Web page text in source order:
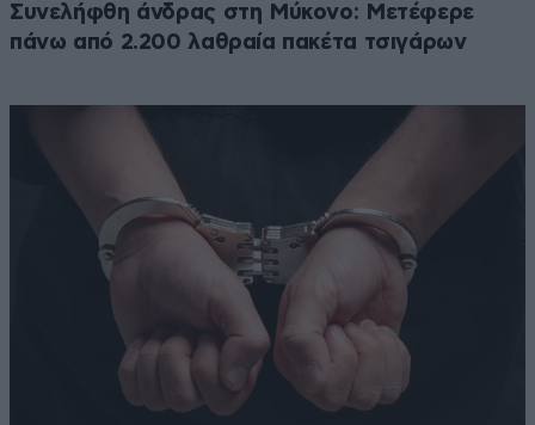
Συνελήφθη άνδρας στη Μύκονο: Μετέφερε
πάνω από 2.200 λαθραία πακέτα τσιγάρων